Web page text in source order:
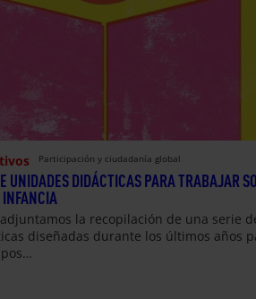
Participación y ciudadanía global
UNIDADES DIDÁCTICAS PARA TRABAJAR
INFANCIA
la recopilación de una serie
diseñadas durante los últimos años